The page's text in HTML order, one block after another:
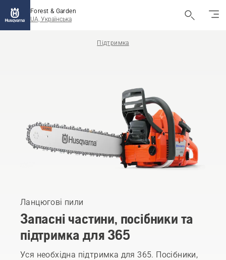
Forest & Garden
UA, Українська
Підтримка
Ланцюгові пили
Запасні частини, посібники та
підтримка для 365
Уся необхідна підтримка для 365. Посібники,